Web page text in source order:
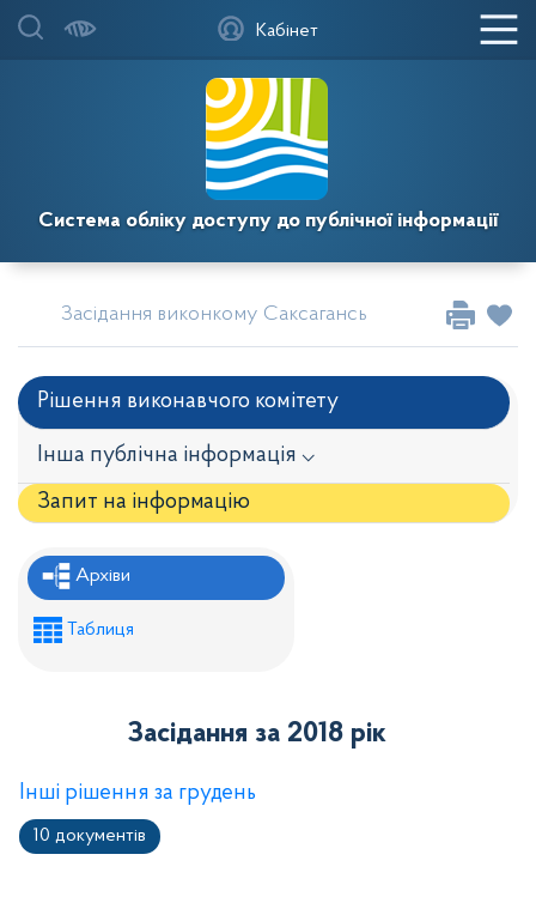
Система обліку доступу до публічної інформації
Кабінет
Засідання виконкому Саксаганської районної у
Рішення виконавчого комітету
Інша публічна інформація ⌵
Запит на iнформацію
Рішення районної ради
Рішення виконавчого комітету
Розпорядження районного голови
Проекти рішень районної ради
Архіви
Таблиця
Засідання за 2018 рік
Інші рішення за грудень
10 документів